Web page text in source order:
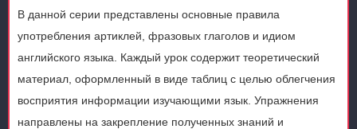
В данной серии представлены основные правила
употребления артиклей, фразовых глаголов и идиом
английского языка. Каждый урок содержит теоретический
материал, оформленный в виде таблиц с целью облегчения
восприятия информации изучающими язык. Упражнения
направлены на закрепление полученных знаний и